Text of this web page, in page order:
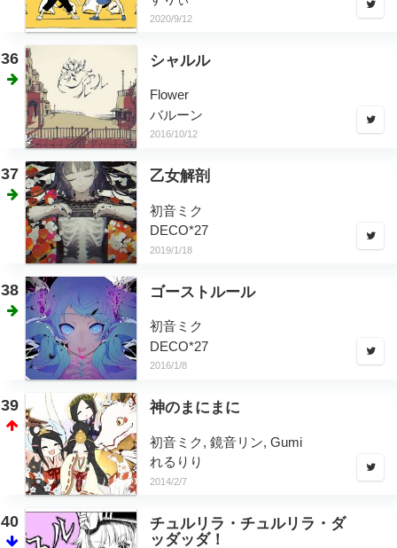
2020/9/12
36 シャルル
Flower
バルーン
2016/10/12
37 乙女解剖
初音ミク
DECO*27
2019/1/18
38 ゴーストルール
初音ミク
DECO*27
2016/1/8
39 神のまにまに
初音ミク, 鏡音リン, Gumi
れるりり
2014/2/7
40
チュルリラ・チュルリラ・ダ
ッダッダ！